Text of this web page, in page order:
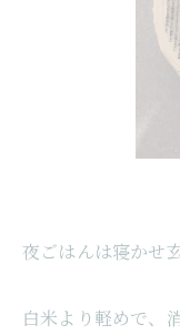
夜ごはんは寝かせ玄
白米より軽めで、